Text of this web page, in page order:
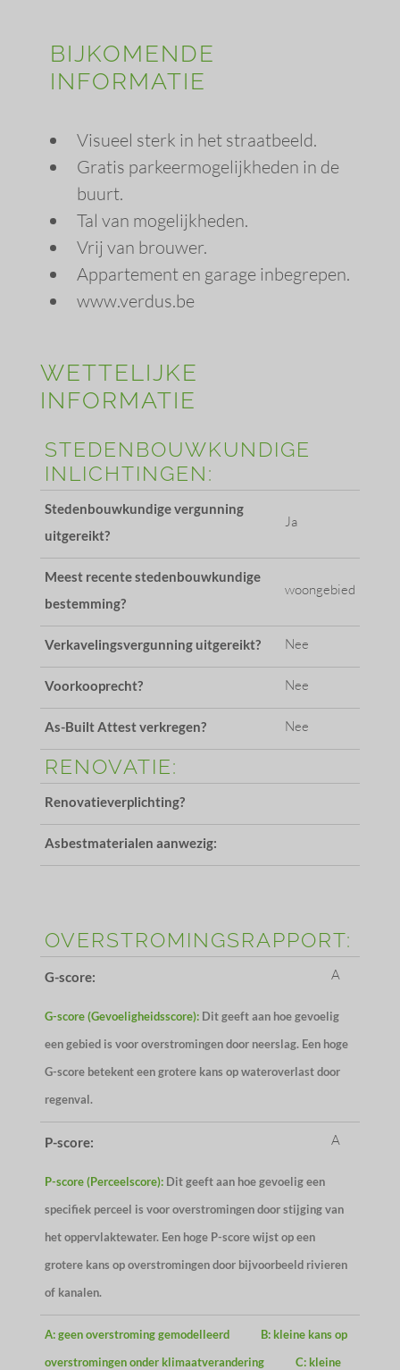
BIJKOMENDE
INFORMATIE
Visueel sterk in het straatbeeld.
Gratis parkeermogelijkheden in de
buurt.
Tal van mogelijkheden.
Vrij van brouwer.
Appartement en garage inbegrepen.
www.verdus.be
WETTELIJKE
INFORMATIE
STEDENBOUWKUNDIGE
INLICHTINGEN:
Stedenbouwkundige vergunning
uitgereikt?
Ja
Meest recente stedenbouwkundige
bestemming?
woongebied
Verkavelingsvergunning uitgereikt? Nee
Voorkooprecht? Nee
As-Built Attest verkregen? Nee
RENOVATIE:
Renovatieverplichting?
Asbestmaterialen aanwezig:
OVERSTROMINGSRAPPORT:
G-score: A
G-score (Gevoeligheidsscore): Dit geeft aan hoe gevoelig
een gebied is voor overstromingen door neerslag. Een hoge
G-score betekent een grotere kans op wateroverlast door
regenval.
P-score: A
P-score (Perceelscore): Dit geeft aan hoe gevoelig een
specifiek perceel is voor overstromingen door stijging van
het oppervlaktewater. Een hoge P-score wijst op een
grotere kans op overstromingen door bijvoorbeeld rivieren
of kanalen.
A: geen overstroming gemodelleerd
B: kleine kans op
overstromingen onder klimaatverandering
C: kleine